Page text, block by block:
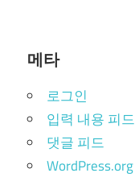
메타
로그인
입력 내용 피드
댓글 피드
WordPress.org